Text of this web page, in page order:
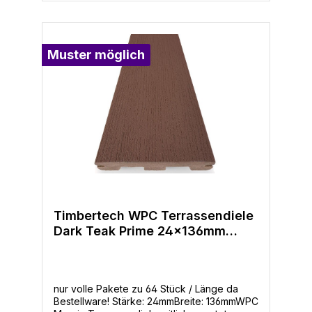
Wohnräume- Pflegeleicht: Kein jährliches
Lackieren oder Beizen zum Schutz der
Dielen- Geschützt: 25 Jahre Garantie gegen
Ausbleichen und Flecken und 30 jahre
beschränkte Garantie
Muster möglich
Timbertech WPC Terrassendiele
Dark Teak Prime 24x136mm
nur volle Pakete zu 64 Stück / Länge da
Bestellware! Stärke: 24mmBreite: 136mmWPC